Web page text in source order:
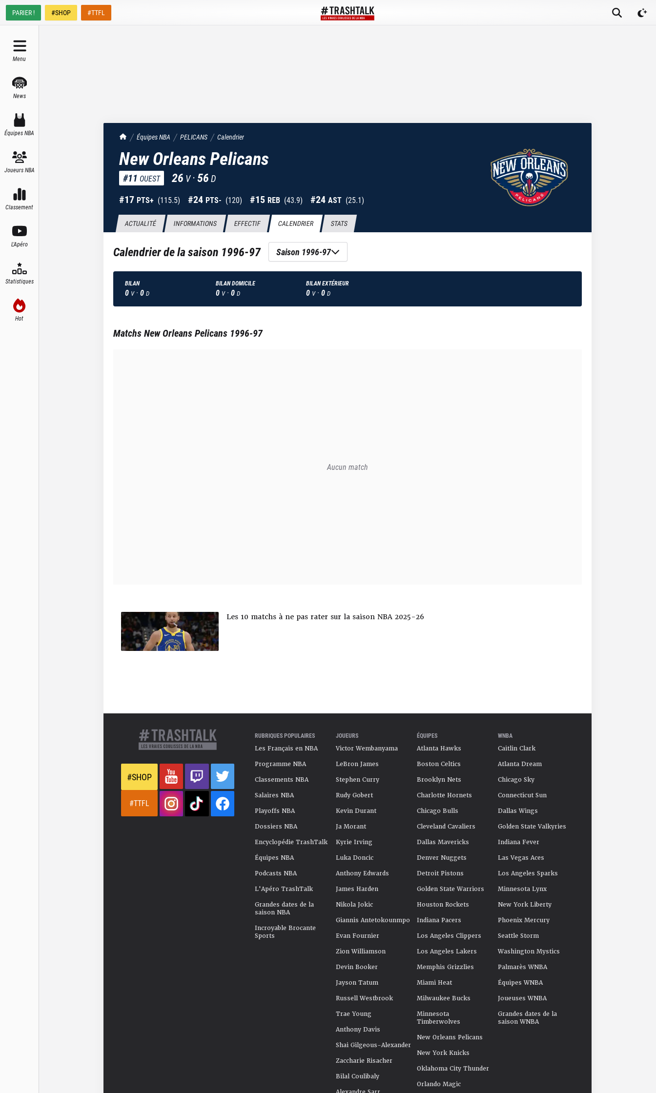
PARIER ! #SHOP #TTFL
Menu
News
Équipes NBA
Joueurs NBA
Classement
L'Apéro
Statistiques
Hot
TrashTalk Actu NBA
Équipes NBA PELICANS Calendrier
New Orleans Pelicans
#11 OUEST 26 V ·56 D
#17 PTS+ (115.5) #24 PTS- (120) #15 REB (43.9) #24 AST (25.1)
ACTUALITÉ INFORMATIONS EFFECTIF CALENDRIER STATS
Calendrier de la saison 1996-97 Saison 1996-97
BILAN
0 V · 0 D
BILAN DOMICILE
0 V · 0 D
BILAN EXTÉRIEUR
0 V · 0 D
MatchsNew Orleans Pelicans 1996-97
Aucun match
Les 10 matchs à ne pas rater sur la saison NBA 2025-26
#SHOP
#TTFL
RUBRIQUES POPULAIRES
Les Français en NBA
Programme NBA
Classements NBA
Salaires NBA
Playoffs NBA
Dossiers NBA
Encyclopédie TrashTalk
Équipes NBA
Podcasts NBA
L'Apéro TrashTalk
Grandes dates de la
saison NBA
Incroyable Brocante
Sports
JOUEURS
Victor Wembanyama
LeBron James
Stephen Curry
Rudy Gobert
Kevin Durant
Ja Morant
Kyrie Irving
Luka Doncic
Anthony Edwards
James Harden
Nikola Jokic
Giannis Antetokounmpo
Evan Fournier
Zion Williamson
Devin Booker
Jayson Tatum
Russell Westbrook
Trae Young
Anthony Davis
Shai Gilgeous-Alexander
Zaccharie Risacher
Bilal Coulibaly
ÉQUIPES
Atlanta Hawks
Boston Celtics
Brooklyn Nets
Charlotte Hornets
Chicago Bulls
Cleveland Cavaliers
Dallas Mavericks
Denver Nuggets
Detroit Pistons
Golden State Warriors
Houston Rockets
Indiana Pacers
Los Angeles Clippers
Los Angeles Lakers
Memphis Grizzlies
Miami Heat
Milwaukee Bucks
Minnesota
Timberwolves
New Orleans Pelicans
New York Knicks
Oklahoma City Thunder
Orlando Magic
WNBA
Caitlin Clark
Atlanta Dream
Chicago Sky
Connecticut Sun
Dallas Wings
Golden State Valkyries
Indiana Fever
Las Vegas Aces
Los Angeles Sparks
Minnesota Lynx
New York Liberty
Phoenix Mercury
Seattle Storm
Washington Mystics
Palmarès WNBA
Équipes WNBA
Joueuses WNBA
Grandes dates de la
saison WNBA